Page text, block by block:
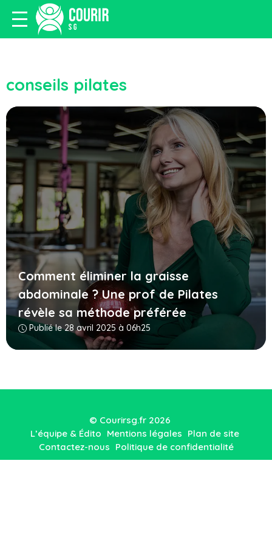
conseils pilates
Comment éliminer la graisse
abdominale ? Une prof de Pilates
révèle sa méthode préférée
Publié le 28 avril 2025 à 06h25
© Courirsg.fr 2026
L’équipe & Édito Mentions légales Plan de site
Contactez-nous Politique de confidentialité